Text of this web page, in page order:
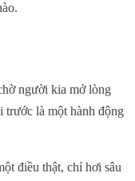
người kia mở lòng
trước là một hành động
điều thật, chỉ hơi sâu